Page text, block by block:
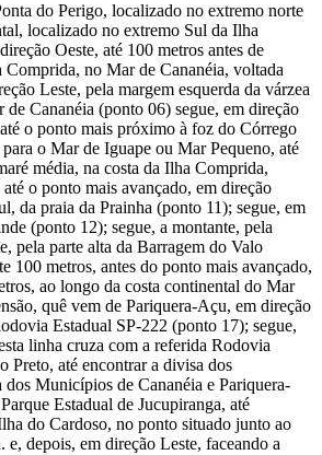
do Perigo, localizado no extremo norte
localizado no extremo Sul da Ilha
Oeste, até 100 metros antes de
Comprida, no Mar de Cananéia, voltada
Leste, pela margem esquerda da várzea
Cananéia (ponto 06) segue, em direção
o ponto mais próximo à foz do Córrego
o Mar de Iguape ou Mar Pequeno, até
média, na costa da Ilha Comprida,
o ponto mais avançado, em direção
da praia da Prainha (ponto 11); segue, em
(ponto 12); segue, a montante, pela
pela parte alta da Barragem do Valo
100 metros, antes do ponto mais avançado,
ao longo da costa continental do Mar
quê vem de Pariquera-Açu, em direção
Estadual SP-222 (ponto 17); segue,
linha cruza com a referida Rodovia
Preto, até encontrar a divisa dos
Municípios de Cananéia e Pariquera-
Estadual de Jucupiranga, até
do Cardoso, no ponto situado junto ao
depois, em direção Leste, faceando a